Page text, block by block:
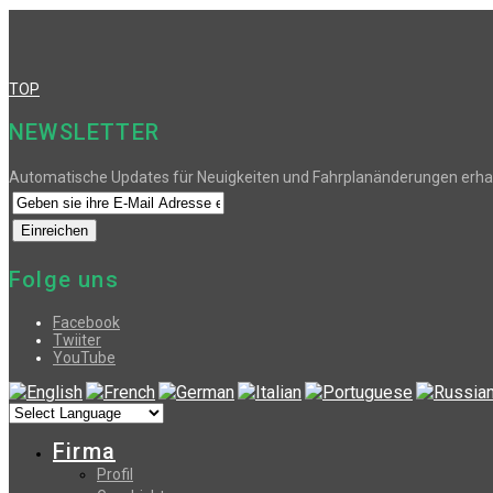
TOP
NEWSLETTER
Automatische Updates für Neuigkeiten und Fahrplanänderungen
Folge uns
Facebook
Twiiter
YouTube
Firma
Profil